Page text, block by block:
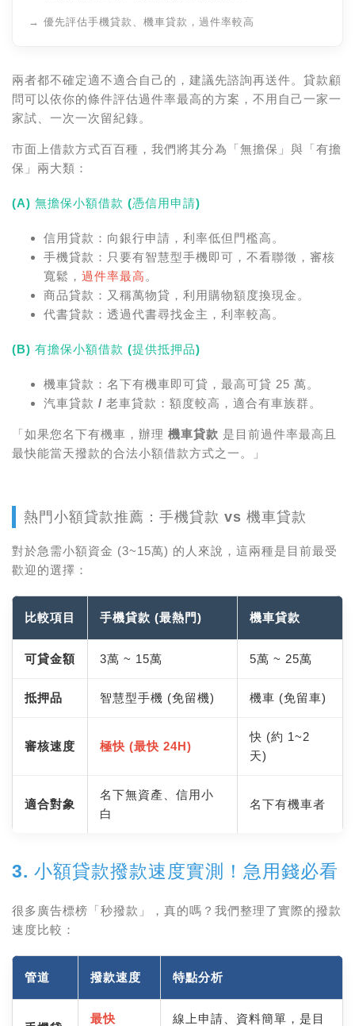
→ 優先評估手機貸款、機車貸款，過件率較高
兩者都不確定適不適合自己的，建議先諮詢再送件。貸款顧
問可以依你的條件評估過件率最高的方案，不用自己一家一
家試、一次一次留紀錄。
市面上借款方式百百種，我們將其分為「無擔保」與「有擔
保」兩大類：
(A) 無擔保小額借款 (憑信用申請)
信用貸款： 向銀行申請，利率低但門檻高。
手機貸款： 只要有智慧型手機即可，不看聯徵，審核
寬鬆， 過件率最高 。
商品貸款： 又稱萬物貸，利用購物額度換現金。
代書貸款： 透過代書尋找金主，利率較高。
(B) 有擔保小額借款 (提供抵押品)
機車貸款： 名下有機車即可貸，最高可貸 25 萬。
汽車貸款 / 老車貸款： 額度較高，適合有車族群。
「如果您名下有機車，辦理 機車貸款 是目前過件率最高且
最快能當天撥款的合法小額借款方式之一。」
熱門小額貸款推薦：手機貸款 vs 機車貸款
對於急需小額資金 (3~15萬) 的人來說，這兩種是目前最受
歡迎的選擇：
比較項目 手機貸款 (最熱門) 機車貸款
可貸金額 3萬 ~ 15萬 5萬 ~ 25萬
抵押品 智慧型手機 (免留機) 機車 (免留車)
審核速度 極快 (最快 24H)
快 (約 1~2
天)
適合對象
名下無資產、信用小
白
名下有機車者
3. 小額貸款撥款速度實測 ！ 急用錢必看
很多廣告標榜「秒撥款」，真的嗎？我們整理了實際的撥款
速度比較：
管道 撥款速度 特點分析
最快 線上申請、資料簡單，是目